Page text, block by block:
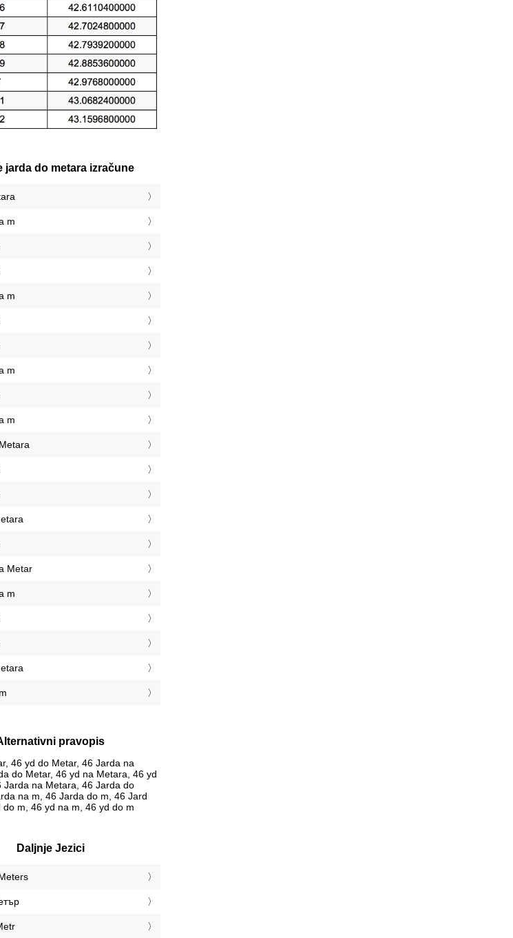
jarda do metara izračune
m
m
m
m
Metar
m
pravopis
46 yd do Metar, 46 Jarda na
do Metar, 46 yd na Metara, 46 yd
Jarda na Metara, 46 Jarda do
na m, 46 Jarda do m, 46 Jard
do m, 46 yd na m, 46 yd do m
Daljnje Jezici